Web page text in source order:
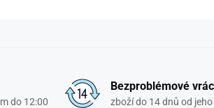
do 12:00
Bezproblémové
zboží do 14 dnů od